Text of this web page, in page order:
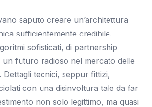
saputo creare un’architettura
sufficientemente credibile.
sofisticati, di partnership
un futuro radioso nel mercato delle
Dettagli tecnici, seppur fittizi,
con una disinvoltura tale da far
non solo legittimo, ma quasi